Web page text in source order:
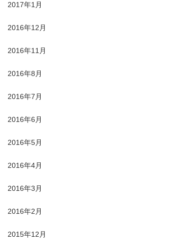
2017年1月
2016年12月
2016年11月
2016年8月
2016年7月
2016年6月
2016年5月
2016年4月
2016年3月
2016年2月
2015年12月